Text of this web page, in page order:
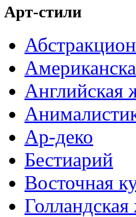
Арт-стили
Английская
Ар-деко
Бестиарий
Восточная